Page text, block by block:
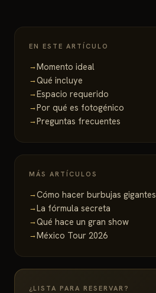
EN ESTE ARTÍCULO
Momento ideal
Qué incluye
Espacio requerido
Por qué es fotogénico
Preguntas frecuentes
MÁS ARTÍCULOS
Cómo hacer burbujas gigantes
La fórmula secreta
Qué hace un gran show
México Tour 2026
¿LISTA PARA RESERVAR?